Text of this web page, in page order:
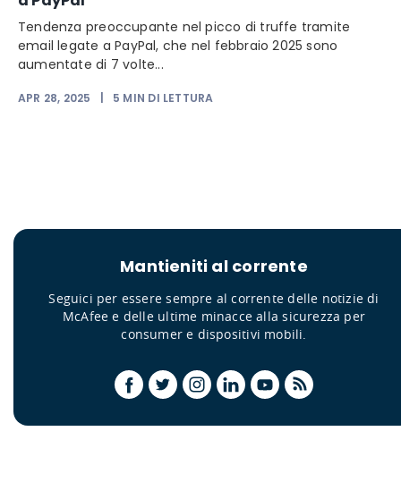
Tendenza preoccupante nel picco di truffe tramite
email legate a PayPal, che nel febbraio 2025 sono
aumentate di 7 volte...
APR 28, 2025 5 MIN DI LETTURA
Mantieniti al corrente
Seguici per essere sempre al corrente delle notizie di
McAfee e delle ultime minacce alla sicurezza per
consumer e dispositivi mobili.